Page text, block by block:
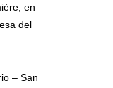
en
del
– San